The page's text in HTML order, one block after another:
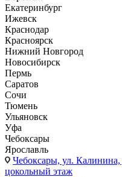
Екатеринбург
Ижевск
Краснодар
Красноярск
Нижний Новгород
Новосибирск
Пермь
Саратов
Сочи
Тюмень
Ульяновск
Уфа
Чебоксары
Ярославль
Чебоксары, ул.
цокольный этаж